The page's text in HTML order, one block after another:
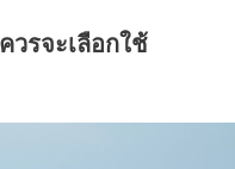
วรจะเลือกใช้